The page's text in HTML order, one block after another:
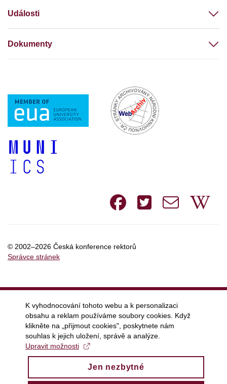
Události
Dokumenty
Facebook
e-
© 2002–2026 Česká konference rektorů
Správce stránek
K vyhodnocování tohoto webu a k personalizaci
obsahu a reklam používáme soubory cookies. Když
klikněte na „přijmout cookies", poskytnete nám
souhlas k jejich uložení, správě a analýze.
Upravit možnosti
Jen nezbytné